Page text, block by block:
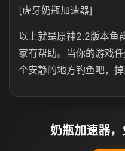
[虎牙奶瓶加速器]
以上就是原神2.2版本鱼
家有帮助。当你的游戏
个安静的地方钓鱼吧，
奶瓶加速器